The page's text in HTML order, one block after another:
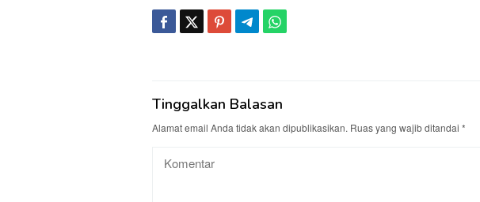
Tinggalkan Balasan
Alamat email Anda tidak akan dipublikasikan. Ruas yang wajib ditandai *